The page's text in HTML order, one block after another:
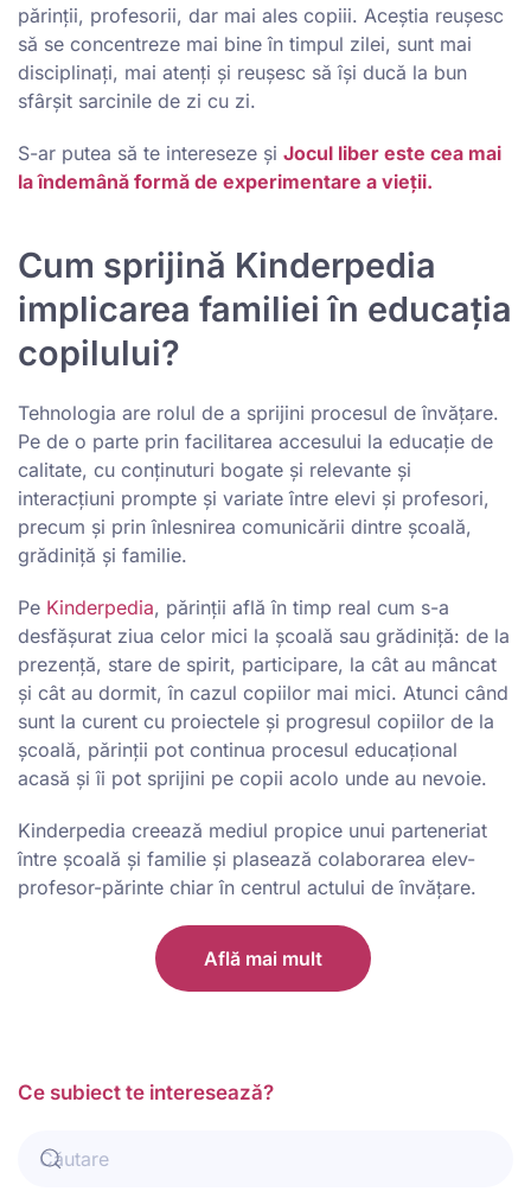
părinții, profesorii, dar mai ales copiii. Aceștia reușesc
să se concentreze mai bine în timpul zilei, sunt mai
disciplinați, mai atenți și reușesc să își ducă la bun
sfârșit sarcinile de zi cu zi.
S-ar putea să te intereseze și Jocul liber este cea mai
la îndemână formă de experimentare a vieții.
Cum sprijină Kinderpedia
implicarea familiei în educația
copilului?
Tehnologia are rolul de a sprijini procesul de învățare.
Pe de o parte prin facilitarea accesului la educație de
calitate, cu conținuturi bogate și relevante și
interacțiuni prompte și variate între elevi și profesori,
precum și prin înlesnirea comunicării dintre școală,
grădiniță și familie.
Pe Kinderpedia, părinții află în timp real cum s-a
desfășurat ziua celor mici la școală sau grădiniță: de la
prezență, stare de spirit, participare, la cât au mâncat
și cât au dormit, în cazul copiilor mai mici. Atunci când
sunt la curent cu proiectele și progresul copiilor de la
școală, părinții pot continua procesul educațional
acasă și îi pot sprijini pe copii acolo unde au nevoie.
Kinderpedia creează mediul propice unui parteneriat
între școală și familie și plasează colaborarea elev-
profesor-părinte chiar în centrul actului de învățare.
Află mai mult
Ce subiect te interesează?